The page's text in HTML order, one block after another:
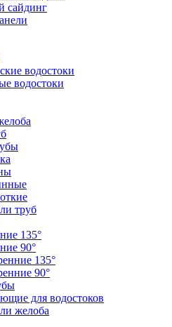
сайдинг
водостоки
водостоки
труб
135°
90°
135°
90°
для водостоков
желоба